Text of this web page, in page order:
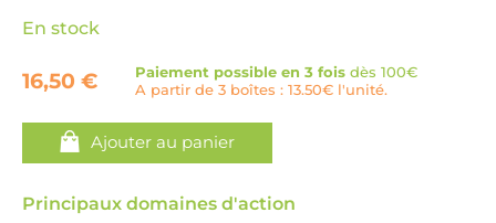
En stock
16,50 € Paiement possible en 3 fois dès 100€
A partir de 3 boîtes : 13.50€ l'unité.
Ajouter au panier
Principaux domaines d'action